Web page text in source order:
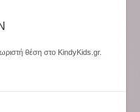
θέση στο KindyKids.gr.